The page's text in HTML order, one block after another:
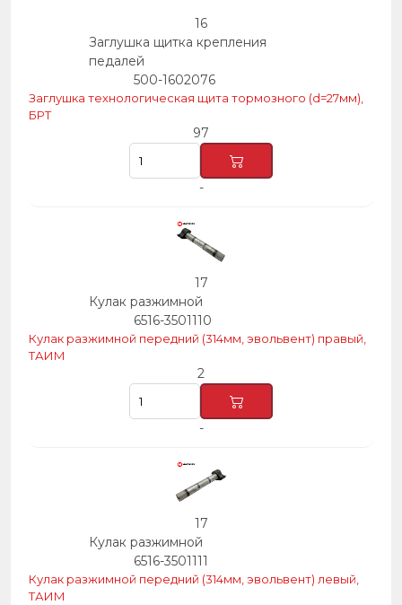
16
Заглушка щитка крепления
педалей
500-1602076
Заглушка технологическая щита тормозного (d=27мм),
БРТ
97
-
17
Кулак разжимной
6516-3501110
Кулак разжимной передний (314мм, эвольвент) правый,
ТАИМ
2
-
17
Кулак разжимной
6516-3501111
Кулак разжимной передний (314мм, эвольвент) левый,
ТАИМ